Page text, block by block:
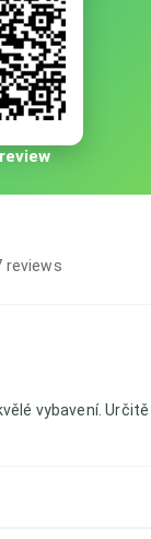
reviews
vybavení.